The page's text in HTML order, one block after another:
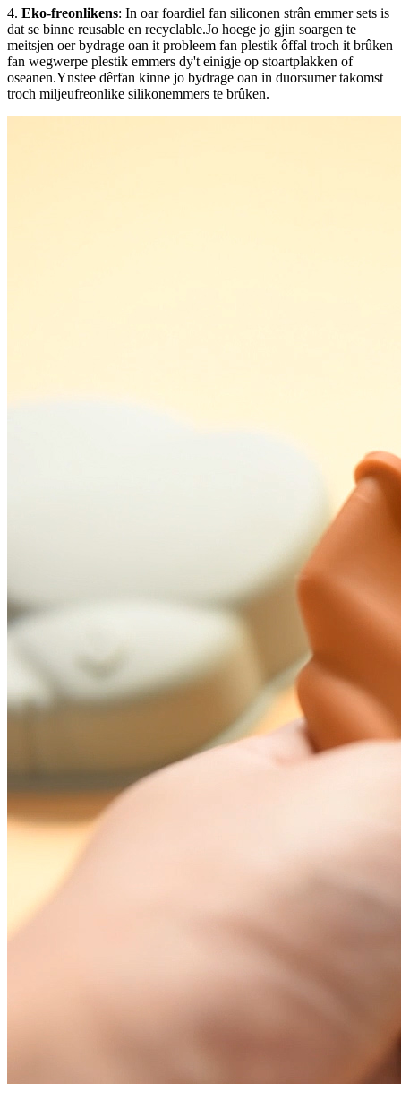
4. Eko-freonlikens: In oar foardiel fan siliconen strân emmer sets is
dat se binne reusable en recyclable.Jo hoege jo gjin soargen te
meitsjen oer bydrage oan it probleem fan plestik ôffal troch it brûken
fan wegwerpe plestik emmers dy't einigje op stoartplakken of
oseanen.Ynstee dêrfan kinne jo bydrage oan in duorsumer takomst
troch miljeufreonlike silikonemmers te brûken.